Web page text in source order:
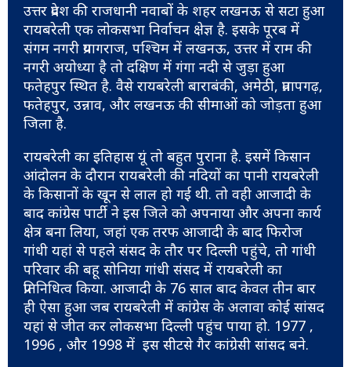
उत्तर प्रदेश की राजधानी नवाबों के शहर लखनऊ से सटा हुआ
रायबरेली एक लोकसभा निर्वाचन क्षेज्ञ है. इसके पूरब में
संगम नगरी प्रयागराज, पश्चिम में लखनऊ, उत्तर में राम की
नगरी अयोध्या है तो दक्षिण में गंगा नदी से जुड़ा हुआ
फतेहपुर स्थित है. वैसे रायबरेली बाराबंकी, अमेठी, प्रतापगढ़,
फतेहपुर, उन्नाव, और लखनऊ की सीमाओं को जोड़ता हुआ
जिला है.
रायबरेली का इतिहास यूं तो बहुत पुराना है. इसमें किसान
आंदोलन के दौरान रायबरेली की नदियों का पानी रायबरेली
के किसानों के खून से लाल हो गई थी. तो वही आजादी के
बाद कांग्रेस पार्टी ने इस जिले को अपनाया और अपना कार्य
क्षेत्र बना लिया, जहां एक तरफ आजादी के बाद फिरोज
गांधी यहां से पहले संसद के तौर पर दिल्ली पहुंचे, तो गांधी
परिवार की बहू सोनिया गांधी संसद में रायबरेली का
प्रतिनिधित्व किया. आजादी के 76 साल बाद केवल तीन बार
ही ऐसा हुआ जब रायबरेली में कांग्रेस के अलावा कोई सांसद
यहां से जीत कर लोकसभा दिल्ली पहुंच पाया हो. 1977 ,
1996 , और 1998 में इस सीटसे गैर कांग्रेसी सांसद बने.